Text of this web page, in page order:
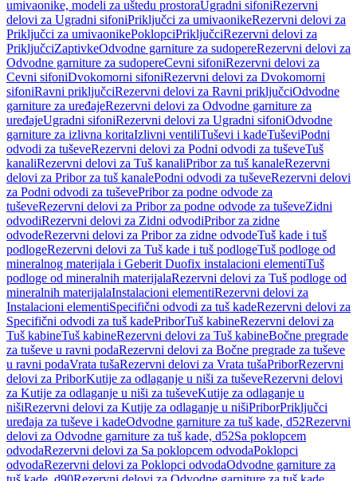
umivaonike, modeli za uštedu prostoraUgradni sifoniRezervni
delovi za Ugradni sifoniPriključci za umivaonikeRezervni delovi za
Priključci za umivaonikePoklopciPriključciRezervni delovi za
PriključciZaptivkeOdvodne garniture za sudopereRezervni delovi za
Odvodne garniture za sudopereCevni sifoniRezervni delovi za
Cevni sifoniDvokomorni sifoniRezervni delovi za Dvokomorni
sifoniRavni priključciRezervni delovi za Ravni priključciOdvodne
garniture za uređajeRezervni delovi za Odvodne garniture za
uređajeUgradni sifoniRezervni delovi za Ugradni sifoniOdvodne
garniture za izlivna koritaIzlivni ventiliTuševi i kadeTuševiPodni
odvodi za tuševeRezervni delovi za Podni odvodi za tuševeTuš
kanaliRezervni delovi za Tuš kanaliPribor za tuš kanaleRezervni
delovi za Pribor za tuš kanalePodni odvodi za tuševeRezervni delovi
za Podni odvodi za tuševePribor za podne odvode za
tuševeRezervni delovi za Pribor za podne odvode za tuševeZidni
odvodiRezervni delovi za Zidni odvodiPribor za zidne
odvodeRezervni delovi za Pribor za zidne odvodeTuš kade i tuš
podlogeRezervni delovi za Tuš kade i tuš podlogeTuš podloge od
mineralnog materijala i Geberit Duofix instalacioni elementiTuš
podloge od mineralnih materijalaRezervni delovi za Tuš podloge od
mineralnih materijalaInstalacioni elementiRezervni delovi za
Instalacioni elementiSpecifični odvodi za tuš kadeRezervni delovi za
Specifični odvodi za tuš kadePriborTuš kabineRezervni delovi za
Tuš kabineTuš kabineRezervni delovi za Tuš kabineBočne pregrade
za tuševe u ravni podaRezervni delovi za Bočne pregrade za tuševe
u ravni podaVrata tušaRezervni delovi za Vrata tušaPriborRezervni
delovi za PriborKutije za odlaganje u niši za tuševeRezervni delovi
za Kutije za odlaganje u niši za tuševeKutije za odlaganje u
nišiRezervni delovi za Kutije za odlaganje u nišiPriborPriključci
uređaja za tuševe i kadeOdvodne garniture za tuš kade, d52Rezervni
delovi za Odvodne garniture za tuš kade, d52Sa poklopcem
odvodaRezervni delovi za Sa poklopcem odvodaPoklopci
odvodaRezervni delovi za Poklopci odvodaOdvodne garniture za